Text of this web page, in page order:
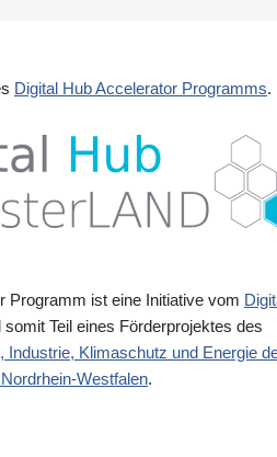
Digital Hub Accelerator Programms.
Programm ist eine Initiative vom
somit Teil eines Förderprojektes des
Industrie, Klimaschutz und Energie
Westfalen.